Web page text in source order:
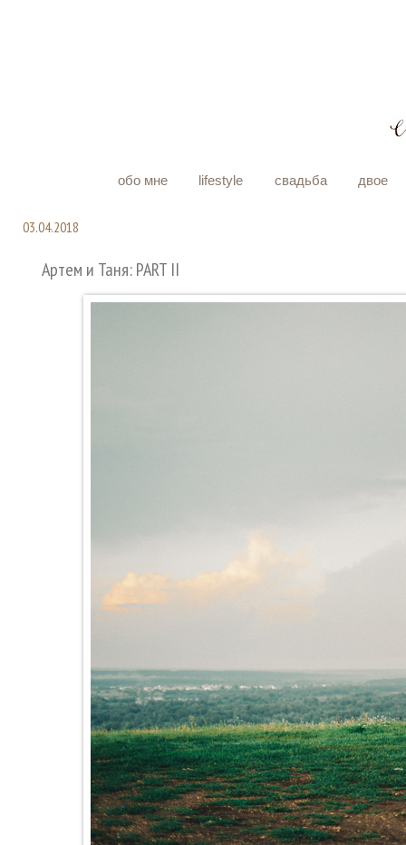
обо мне lifestyle свадьба двое
03.04.2018
Артем и Таня: PART II